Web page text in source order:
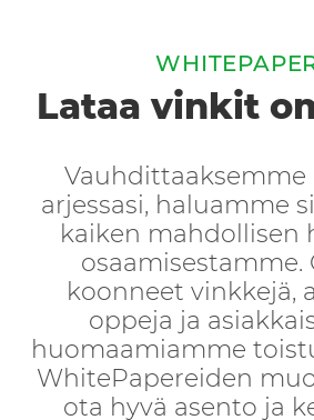
Lataa vinkit
Vauhdittaaksemme
arjessasi, haluamme
kaiken mahdollisen
osaamisestamme.
koonneet vinkkejä,
oppeja ja
huomaamiamme
WhitePapereiden
ota hyvä asento ja